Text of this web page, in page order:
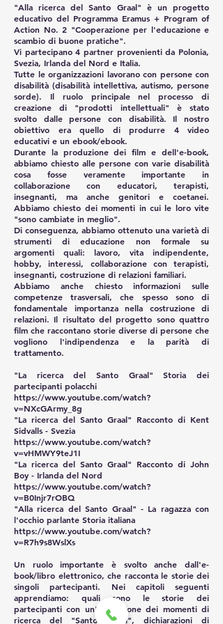
"Alla ricerca del Santo Graal" è un progetto
educativo del Programma Eramus + Program of
Action No. 2 "Cooperazione per l'educazione e
scambio di buone pratiche".
Vi partecipano 4 partner provenienti da Polonia,
Svezia, Irlanda del Nord e Italia.
Tutte le organizzazioni lavorano con persone con
disabilità (disabilità intellettiva, autismo, persone
sorde). Il ruolo principale nel processo di
creazione di "prodotti intellettuali" è stato
svolto dalle persone con disabilità. Il nostro
obiettivo era quello di produrre 4 video
educativi e un ebook/ebook.
Durante la produzione dei film e dell'e-book,
abbiamo chiesto alle persone con varie disabilità
cosa fosse veramente importante in
collaborazione con educatori, terapisti,
insegnanti, ma anche genitori e coetanei.
Abbiamo chiesto dei momenti in cui le loro vite
"sono cambiate in meglio".
Di conseguenza, abbiamo ottenuto una varietà di
strumenti di educazione non formale su
argomenti quali: lavoro, vita indipendente,
hobby, interessi, collaborazione con terapisti,
insegnanti, costruzione di relazioni familiari.
Abbiamo anche chiesto informazioni sulle
competenze trasversali, che spesso sono di
fondamentale importanza nella costruzione di
relazioni. Il risultato del progetto sono quattro
film che raccontano storie diverse di persone che
vogliono l'indipendenza e la parità di
trattamento.
"La ricerca del Santo Graal" Storia dei
partecipanti polacchi
https://www.youtube.com/watch?
v=NXcGArmy_8g
"La ricerca del Santo Graal" Racconto di Kent
Sidvalls - Svezia
https://www.youtube.com/watch?
v=vHMWY9teJ1I
"La ricerca del Santo Graal" Racconto di John
Boy - Irlanda del Nord
https://www.youtube.com/watch?
v=B0Injr7rOBQ
"Alla ricerca del Santo Graal" - La ragazza con
l'occhio parlante Storia italiana
https://www.youtube.com/watch?
v=R7h9s8WslXs
Un ruolo importante è svolto anche dall'e-
book/libro elettronico, che racconta le storie dei
singoli partecipanti. Nei capitoli seguenti
apprendiamo: quali sono le storie dei
partecipanti con un'indicazione dei momenti di
ricerca del "Santo Graal", dichiarazioni di